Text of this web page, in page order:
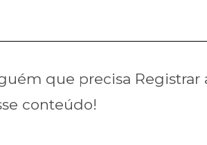
que precisa Registrar
conteúdo!